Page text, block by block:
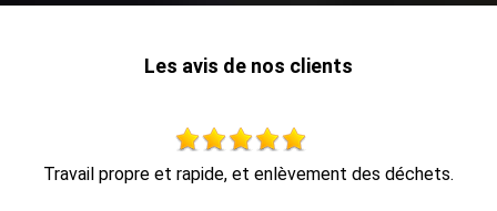
Les avis de nos clients
travail impeccable, retrait de tout le bois dans la foulée, en